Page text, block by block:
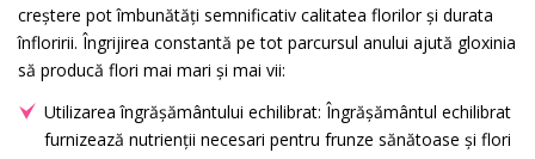
creștere pot îmbunătăți semnificativ calitatea florilor și durata
înfloririi. Îngrijirea constantă pe tot parcursul anului ajută gloxinia
să producă flori mai mari și mai vii:
Utilizarea îngrășământului echilibrat: Îngrășământul echilibrat
furnizează nutrienții necesari pentru frunze sănătoase și flori